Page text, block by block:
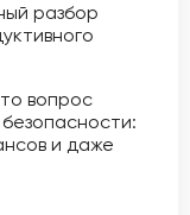
разбор
вопрос
и даже